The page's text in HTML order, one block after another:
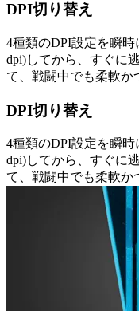
DPI切り替え
4種類のDPI設定を瞬
dpi)してから、すぐに
て、戦闘中でも柔軟か
DPI切り替え
4種類のDPI設定を瞬
dpi)してから、すぐに
て、戦闘中でも柔軟か